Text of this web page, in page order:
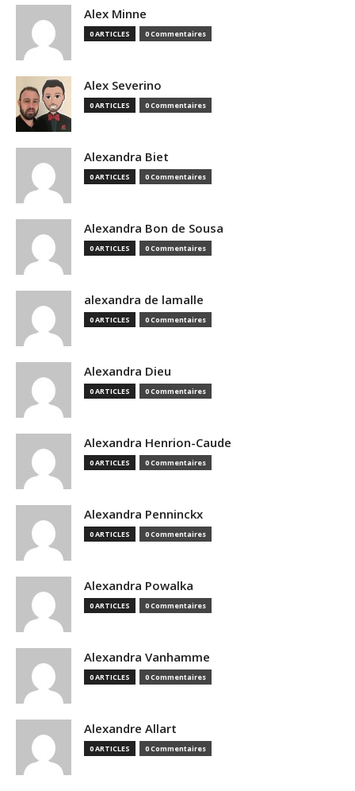
Alex Minne
0 ARTICLES 0 Commentaires
Alex Severino
0 ARTICLES 0 Commentaires
Alexandra Biet
0 ARTICLES 0 Commentaires
Alexandra Bon de Sousa
0 ARTICLES 0 Commentaires
alexandra de lamalle
0 ARTICLES 0 Commentaires
Alexandra Dieu
0 ARTICLES 0 Commentaires
Alexandra Henrion-Caude
0 ARTICLES 0 Commentaires
Alexandra Penninckx
0 ARTICLES 0 Commentaires
Alexandra Powalka
0 ARTICLES 0 Commentaires
Alexandra Vanhamme
0 ARTICLES 0 Commentaires
Alexandre Allart
0 ARTICLES 0 Commentaires